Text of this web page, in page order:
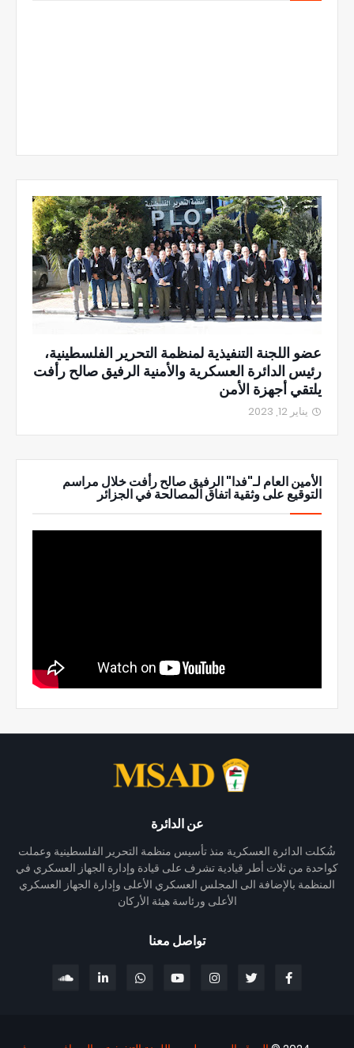
عضو اللجنة التنفيذية لمنظمة التحرير الفلسطينية،
رئيس الدائرة العسكرية والأمنية الرفيق صالح رأفت
يلتقي أجهزة الأمن
يناير 12, 2023
الأمين العام لـ"فدا" الرفيق صالح رأفت خلال مراسم
التوقيع على وثقية اتفاق المصالحة في الجزائر
عن الدائرة
شُكلت الدائرة العسكرية منذ تأسيس منظمة التحرير الفلسطينية وعملت
كواحدة من ثلاث أطر قيادية تشرف على قيادة وإدارة الجهاز العسكري في
المنظمة بالإضافة الى المجلس العسكري الأعلى وإدارة الجهاز العسكري
الأعلى ورئاسة هيئة الأركان
تواصل معنا